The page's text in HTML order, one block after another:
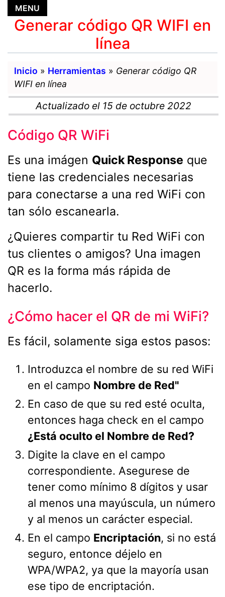
MENU
MENU
Generar código QR WIFI en
línea
Inicio » Herramientas » Generar código QR
WIFI en línea
Actualizado el 15 de octubre 2022
Código QR WiFi
Es una imágen Quick Response que
tiene las credenciales necesarias
para conectarse a una red WiFi con
tan sólo escanearla.
¿Quieres compartir tu Red WiFi con
tus clientes o amigos? Una imagen
QR es la forma más rápida de
hacerlo.
¿Cómo hacer el QR de mi WiFi?
Es fácil, solamente siga estos pasos:
Introduzca el nombre de su red WiFi
en el campo Nombre de Red"
En caso de que su red esté oculta,
entonces haga check en el campo
¿Está oculto el Nombre de Red?
Digite la clave en el campo
correspondiente. Asegurese de
tener como mínimo 8 dígitos y usar
al menos una mayúscula, un número
y al menos un carácter especial.
En el campo Encriptación, si no está
seguro, entonce déjelo en
WPA/WPA2, ya que la mayoría usan
ese tipo de encriptación.